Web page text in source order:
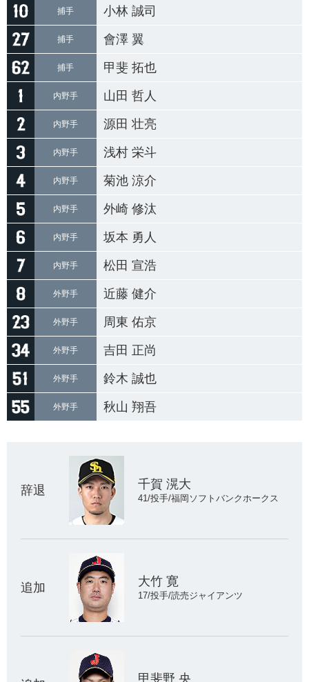
捕手 小林 誠司
捕手 會澤 翼
捕手 甲斐 拓也
内野手 山田 哲人
内野手 源田 壮亮
内野手 浅村 栄斗
内野手 菊池 涼介
内野手 外崎 修汰
内野手 坂本 勇人
内野手 松田 宣浩
外野手 近藤 健介
外野手 周東 佑京
外野手 吉田 正尚
外野手 鈴木 誠也
外野手 秋山 翔吾
辞退 千賀 滉大
41/投手/福岡ソフトバンクホークス
追加 大竹 寛
17/投手/読売ジャイアンツ
甲斐野 央